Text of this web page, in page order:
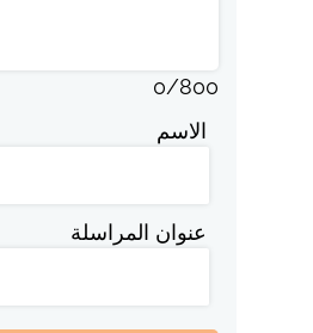
0/800
الاسم
عنوان المراسلة